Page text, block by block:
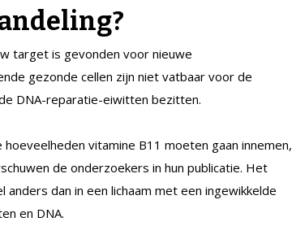
target is gevonden voor nieuwe
gezonde cellen zijn niet vatbaar voor de
DNA-reparatie-eiwitten bezitten.
vitamine B11 moeten gaan innemen,
de onderzoekers in hun publicatie. Het
dan in een lichaam met een ingewikkelde
en DNA.